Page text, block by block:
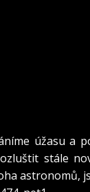
úžasu a
stále
astronomů,